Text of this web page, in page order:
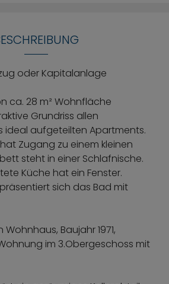
oder Kapitalanlage
ca. 28 m² Wohnfläche
Grundriss allen
ideal aufgeteilten Apartments.
Zugang zu einem kleinen
steht in einer Schlafnische.
Küche hat ein Fenster.
sich das Bad mit
Baujahr 1971,
im 3.Obergeschoss mit